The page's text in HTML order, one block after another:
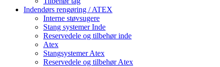
Indendørs rengøring / ATEX
Interne støvsugere
Stang systemer Inde
Reservedele og tilbehør inde
Atex
Stangsystemer Atex
Reservedele og tilbehør Atex